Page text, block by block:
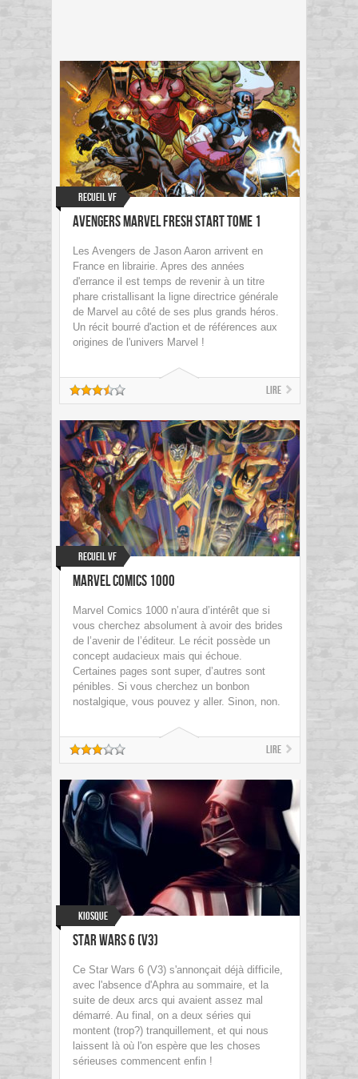
Recueil VF
Avengers Marvel Fresh Start Tome 1
Les Avengers de Jason Aaron arrivent en
France en librairie. Apres des années
d'errance il est temps de revenir à un titre
phare cristallisant la ligne directrice générale
de Marvel au côté de ses plus grands héros.
Un récit bourré d'action et de références aux
origines de l'univers Marvel !
Lire
Recueil VF
Marvel Comics 1000
Marvel Comics 1000 n’aura d’intérêt que si
vous cherchez absolument à avoir des brides
de l’avenir de l’éditeur. Le récit possède un
concept audacieux mais qui échoue.
Certaines pages sont super, d’autres sont
pénibles. Si vous cherchez un bonbon
nostalgique, vous pouvez y aller. Sinon, non.
Lire
Kiosque
Star Wars 6 (V3)
Ce Star Wars 6 (V3) s'annonçait déjà difficile,
avec l'absence d'Aphra au sommaire, et la
suite de deux arcs qui avaient assez mal
démarré. Au final, on a deux séries qui
montent (trop?) tranquillement, et qui nous
laissent là où l'on espère que les choses
sérieuses commencent enfin !